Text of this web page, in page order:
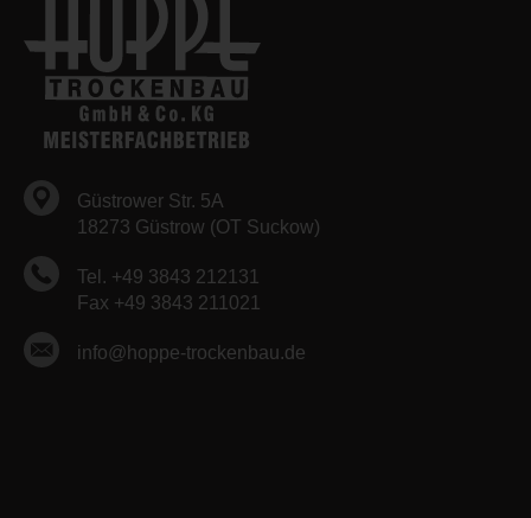
Güstrower Str. 5A
18273 Güstrow (OT Suckow)
Tel. +49 3843 212131
Fax +49 3843 211021
info@hoppe-trockenbau.de